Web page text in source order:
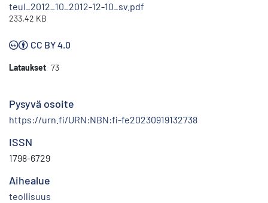
teul_2012_10_2012-12-10_sv.pdf
233.42 KB
CC BY 4.0
Lataukset 73
Pysyvä osoite
https://urn.fi/URN:NBN:fi-fe20230919132738
ISSN
1798-6729
Aihealue
teollisuus